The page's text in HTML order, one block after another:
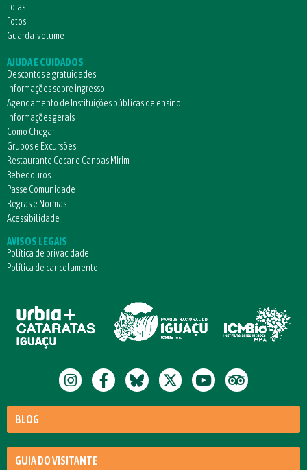
Lojas
Fotos
Guarda-volume
AJUDA E CUIDADOS
Descontos e gratuidades
Informações sobre ingresso
Agendamento de Instituições públicas de ensino
Informações gerais
Como Chegar
Grupos e Excursões
Restaurante Cocar e Canoas Mirim
Bebedouros
Passe Comunidade
Regras e Normas
Acessibilidade
AVISOS LEGAIS
Política de privacidade
Política de cancelamento
BLOG
GUIA DO VISITANTE